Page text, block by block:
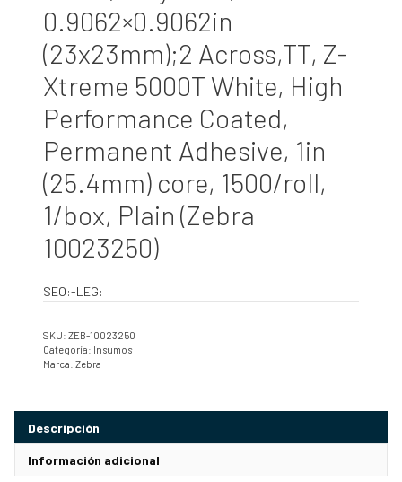
0.9062×0.9062in
(23x23mm);2 Across,TT, Z-
Xtreme 5000T White, High
Performance Coated,
Permanent Adhesive, 1in
(25.4mm) core, 1500/roll,
1/box, Plain (Zebra
10023250)
SEO:-LEG:
SKU: ZEB-10023250
Categoría: Insumos
Marca: Zebra
Descripción
Información adicional